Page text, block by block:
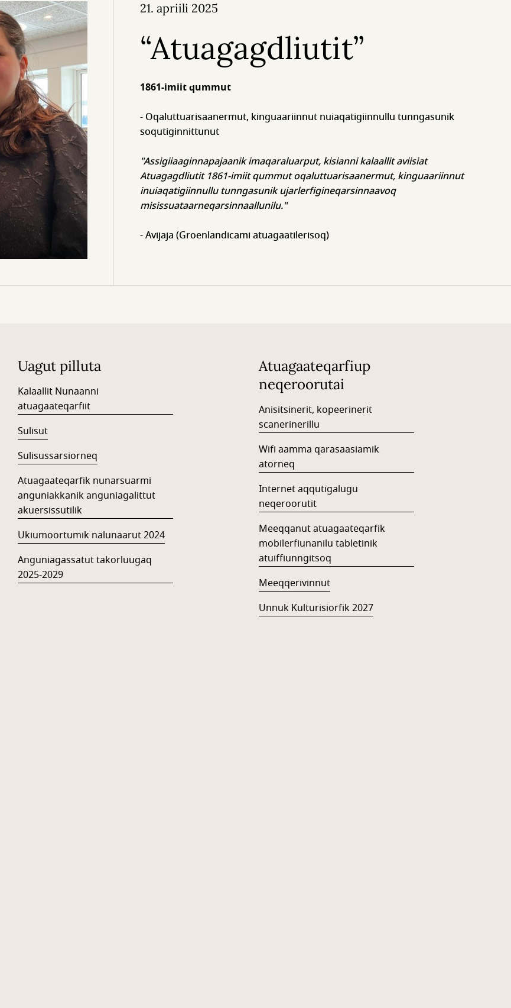
21. apriili 2025
“Atuagagdliutit”
1861-imiit qummut
- Oqaluttuarisaanermut, kinguaariinnut nuiaqatigiinnullu tunngasunik
soqutiginnittunut
"Assigiiaaginnapajaanik imaqaraluarput, kisianni kalaallit aviisiat
Atuagagdliutit 1861-imiit qummut oqaluttuarisaanermut, kinguaariinnut
inuiaqatigiinnullu tunngasunik ujarlerfigineqarsinnaavoq
misissuataarneqarsinnaallunilu."
- Avijaja (Groenlandicami atuagaatilerisoq)
Uagut pilluta
Kalaallit Nunaanni
atuagaateqarfiit
Sulisut
Sulisussarsiorneq
Atuagaateqarfik nunarsuarmi
anguniakkanik anguniagalittut
akuersissutilik
Ukiumoortumik nalunaarut 2024
Anguniagassatut takorluugaq
2025-2029
Atuagaateqarfiup
neqeroorutai
Anisitsinerit, kopeerinerit
scanerinerillu
Wifi aamma qarasaasiamik
atorneq
Internet aqqutigalugu
neqeroorutit
Meeqqanut atuagaateqarfik
mobilerfiunanilu tabletinik
atuiffiunngitsoq
Meeqqerivinnut
Unnuk Kulturisiorfik 2027